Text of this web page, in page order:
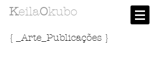
KeilaOkubo
{ _Arte_Publicações }